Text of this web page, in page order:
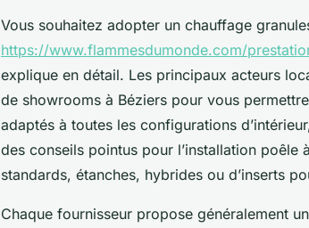
Vous souhaitez adopter un chauffage
https://www.flammesdumonde.com/
explique en détail. Les principaux acteurs
de showrooms à Béziers pour vous
adaptés à toutes les configurations
des conseils pointus pour l’installation poêle
standards, étanches, hybrides ou d’inserts
Chaque fournisseur propose généralement